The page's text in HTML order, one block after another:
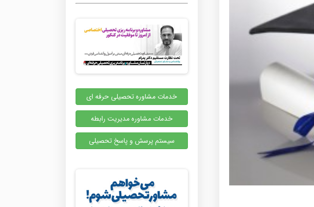
خدمات مشاوره تحصیلی حرفه ای
خدمات مشاوره مدیریت رابطه
سیستم پرسش و پاسخ تحصیلی